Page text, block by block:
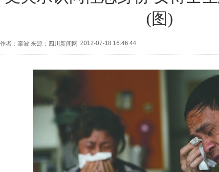
(图)
作者：辜波 来源：四川新闻网 2012-07-18 16:46:44